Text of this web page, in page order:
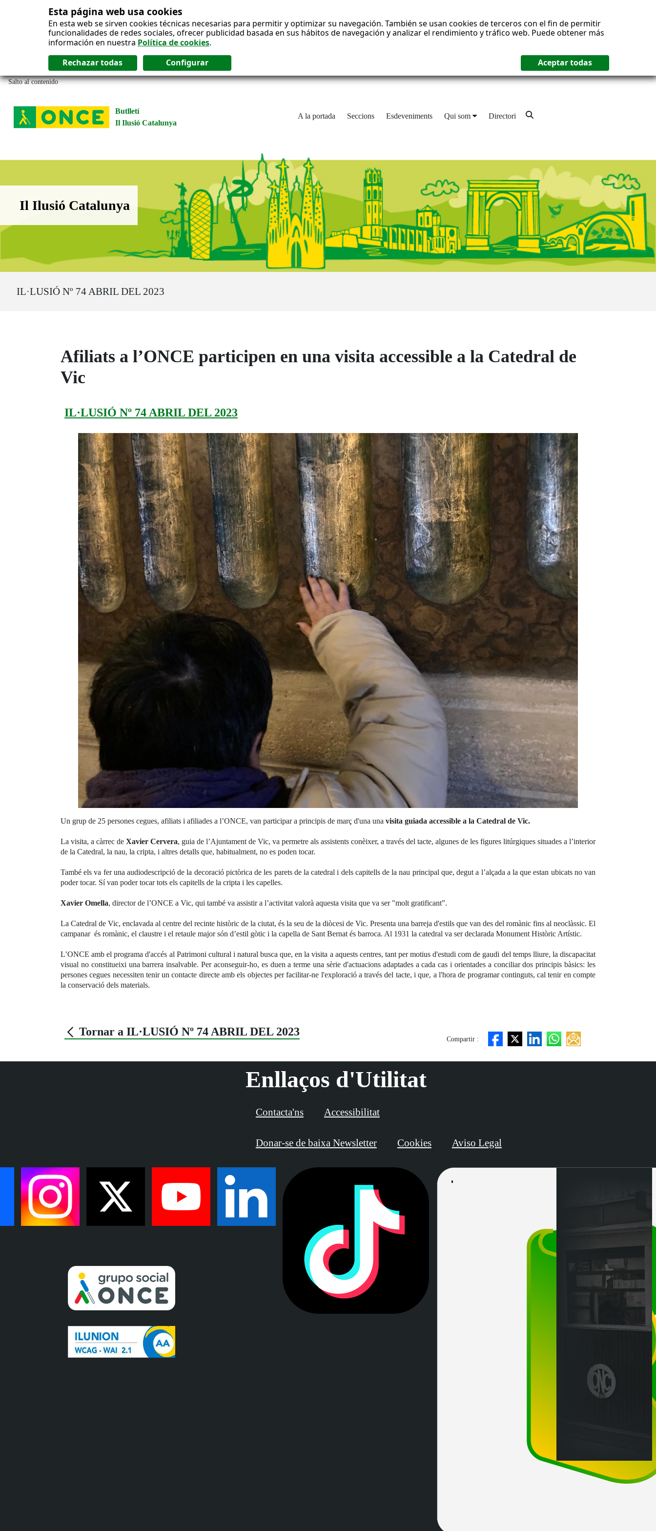
Esta página web usa cookies
En esta web se sirven cookies técnicas necesarias para permitir y optimizar su navegación. También se usan cookies de terceros con el fin de permitir
funcionalidades de redes sociales, ofrecer publicidad basada en sus hábitos de navegación y analizar el rendimiento y tráfico web. Puede obtener más
información en nuestra Política de cookies.
Salto al contenido
Butlletí
Il Ilusió Catalunya
A la portada Seccions Esdeveniments Qui som Directori
Boletín Il·lusió Catalunya
Il Ilusió Catalunya
IL·LUSIÓ Nº 74 ABRIL DEL 2023
Afiliats a l’ONCE participen en una visita accessible a la Catedral de
Vic
IL·LUSIÓ Nº 74 ABRIL DEL 2023
Un grup de 25 persones cegues, afiliats i afiliades a l’ONCE, van participar a principis de març d'una una visita guiada accessible a la Catedral de Vic.
La visita, a càrrec de Xavier Cervera, guia de l’Ajuntament de Vic, va permetre als assistents conèixer, a través del tacte, algunes de les figures litúrgiques situades a l’interior
de la Catedral, la nau, la cripta, i altres detalls que, habitualment, no es poden tocar.
També els va fer una audiodescripció de la decoració pictòrica de les parets de la catedral i dels capitells de la nau principal que, degut a l’alçada a la que estan ubicats no van
poder tocar. Sí van poder tocar tots els capitells de la cripta i les capelles.
Xavier Omella, director de l’ONCE a Vic, qui també va assistir a l’activitat valorà aquesta visita que va ser "molt gratificant”.
La Catedral de Vic, enclavada al centre del recinte històric de la ciutat, és la seu de la diòcesi de Vic. Presenta una barreja d'estils que van des del romànic fins al neoclàssic. El
campanar és romànic, el claustre i el retaule major són d’estil gòtic i la capella de Sant Bernat és barroca. Al 1931 la catedral va ser declarada Monument Històric Artístic.
L’ONCE amb el programa d'accés al Patrimoni cultural i natural busca que, en la visita a aquests centres, tant per motius d'estudi com de gaudi del temps lliure, la discapacitat
visual no constitueixi una barrera insalvable. Per aconseguir-ho, es duen a terme una sèrie d'actuacions adaptades a cada cas i orientades a conciliar dos principis bàsics: les
persones cegues necessiten tenir un contacte directe amb els objectes per facilitar-ne l'exploració a través del tacte, i que, a l'hora de programar continguts, cal tenir en compte
la conservació dels materials.
Tornar a IL·LUSIÓ Nº 74 ABRIL DEL 2023
Compartir :
Enllaços d'Utilitat
Contacta'ns Accessibilitat
Donar-se de baixa Newsletter Cookies Aviso Legal